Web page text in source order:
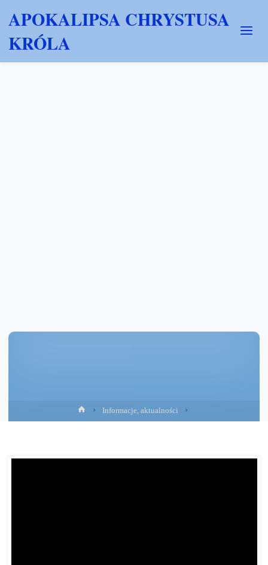
APOKALIPSA CHRYSTUSA
KRÓLA
Strona
główna
Informacje, aktualności